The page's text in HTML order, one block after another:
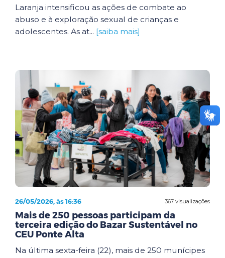
Laranja intensificou as ações de combate ao
abuso e à exploração sexual de crianças e
adolescentes. As at... [saiba mais]
367 visualizações
26/05/2026, às 16:36
Mais de 250 pessoas participam da
terceira edição do Bazar Sustentável no
CEU Ponte Alta
Na última sexta-feira (22), mais de 250 munícipes